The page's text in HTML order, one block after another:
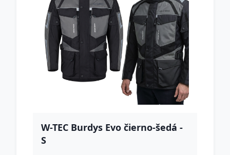
W-TEC Burdys Evo čierno-šedá -
S